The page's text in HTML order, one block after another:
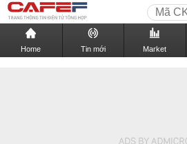
Home Tin mới Market